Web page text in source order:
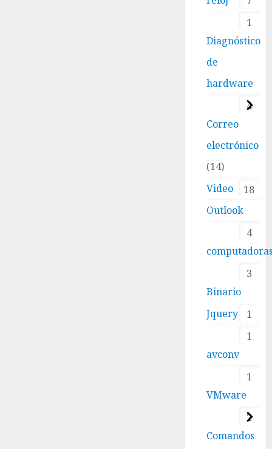
1
Diagnóstico
de
hardware
4
Correo
electrónico
14
Video
18
Outlook
4
3
Binario
1
Jquery
1
avconv
1
VMware
2
Comandos